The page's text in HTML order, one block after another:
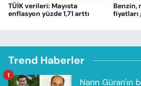
TÜİK verileri: Mayısta
enflasyon yüzde 1,71 arttı
Benzin,
Trend Haberler
Narin Güran'ın
1